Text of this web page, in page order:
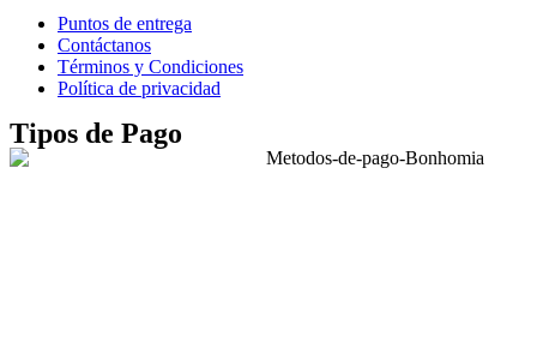
Puntos de entrega
Contáctanos
Términos y Condiciones
Política de privacidad
Tipos de Pago